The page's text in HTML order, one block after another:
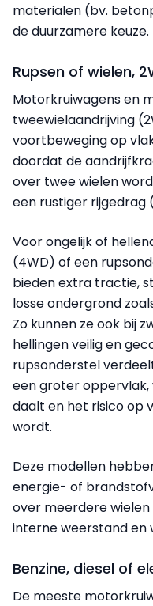
materialen (bv.
de duurzamere keuze.
Rupsen of wielen,
Motorkruiwagens en
tweewielaandrijving
voortbeweging op
doordat de
over twee wielen
een rustiger rijgedrag
Voor ongelijk of
(4WD) of een
bieden extra tractie,
losse ondergrond
Zo kunnen ze ook bij
hellingen veilig en
rupsonderstel
een groter
daalt en het risico op
wordt.
Deze modellen
energie- of
over meerdere
interne weerstand en
Benzine, diesel of
De meeste